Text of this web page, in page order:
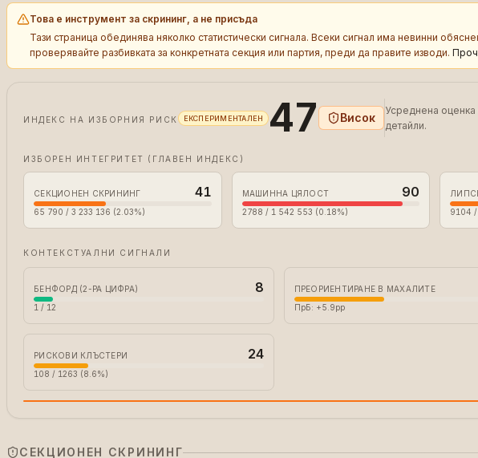
Това е инструмент за скрининг, а не присъда
Тази страница обединява няколко статистически сигнала. Всеки сигнал има невинни
проверявайте разбивката за конкретната секция или партия, преди да правите изводи.
ИНДЕКС НА ИЗБОРНИЯ РИСК ЕКСПЕРИМЕНТАЛЕН 47 Висок
Усреднена оценка
детайли.
ИЗБОРЕН ИНТЕГРИТЕТ (ГЛАВЕН ИНДЕКС)
СЕКЦИОНЕН СКРИНИНГ 41
65 790 / 3 233 136 (2.03%)
МАШИННА ЦЯЛОСТ 90
2788 / 1 542 553 (0.18%) 9104
КОНТЕКСТУАЛНИ СИГНАЛИ
БЕНФОРД (2-РА ЦИФРА) 8
1 / 12
ПРЕОРИЕНТИРАНЕ В МАХАЛИТЕ
ПрБ: +5.9pp
РИСКОВИ КЛЪСТЕРИ 24
108 / 1263 (8.6%)
СЕКЦИОНЕН СКРИНИНГ